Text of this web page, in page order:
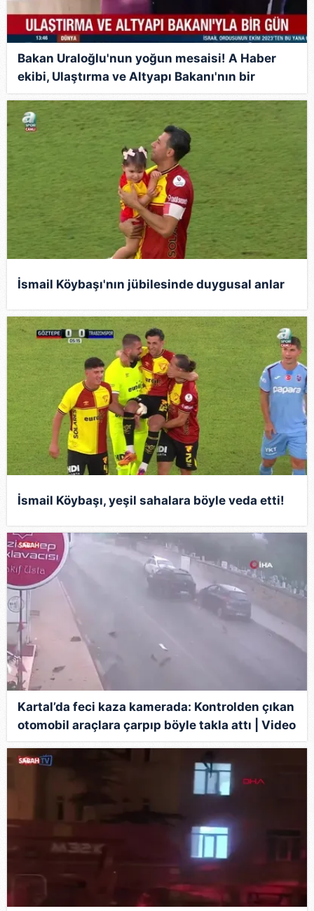
Bakan Uraloğlu'nun yoğun mesaisi! A Haber
ekibi, Ulaştırma ve Altyapı Bakanı'nın bir
gününe eşlik etti
İsmail Köybaşı'nın jübilesinde duygusal anlar
İsmail Köybaşı, yeşil sahalara böyle veda etti!
Kartal’da feci kaza kamerada: Kontrolden çıkan
otomobil araçlara çarpıp böyle takla attı | Video